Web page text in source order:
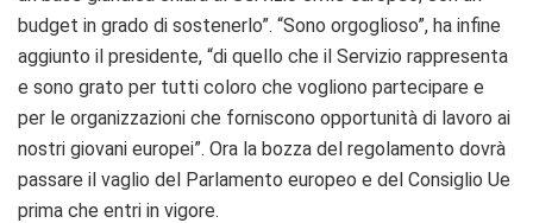
budget in grado di sostenerlo”. “Sono orgoglioso”, ha infine
aggiunto il presidente, “di quello che il Servizio rappresenta
e sono grato per tutti coloro che vogliono partecipare e
per le organizzazioni che forniscono opportunità di lavoro ai
nostri giovani europei”. Ora la bozza del regolamento dovrà
passare il vaglio del Parlamento europeo e del Consiglio Ue
prima che entri in vigore.